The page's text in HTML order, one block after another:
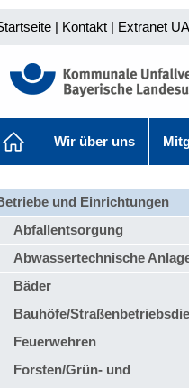
| Kontakt | Extranet
Wir über uns
und Einrichtungen
Abfallentsorgung
Abwassertechnische
Bäder
Bauhöfe/
Feuerwehren
Forsten/Grün- und